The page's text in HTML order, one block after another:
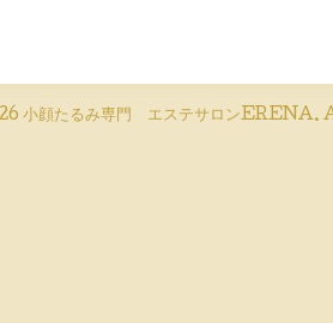
小顔たるみ専門 エステサロンERENA.